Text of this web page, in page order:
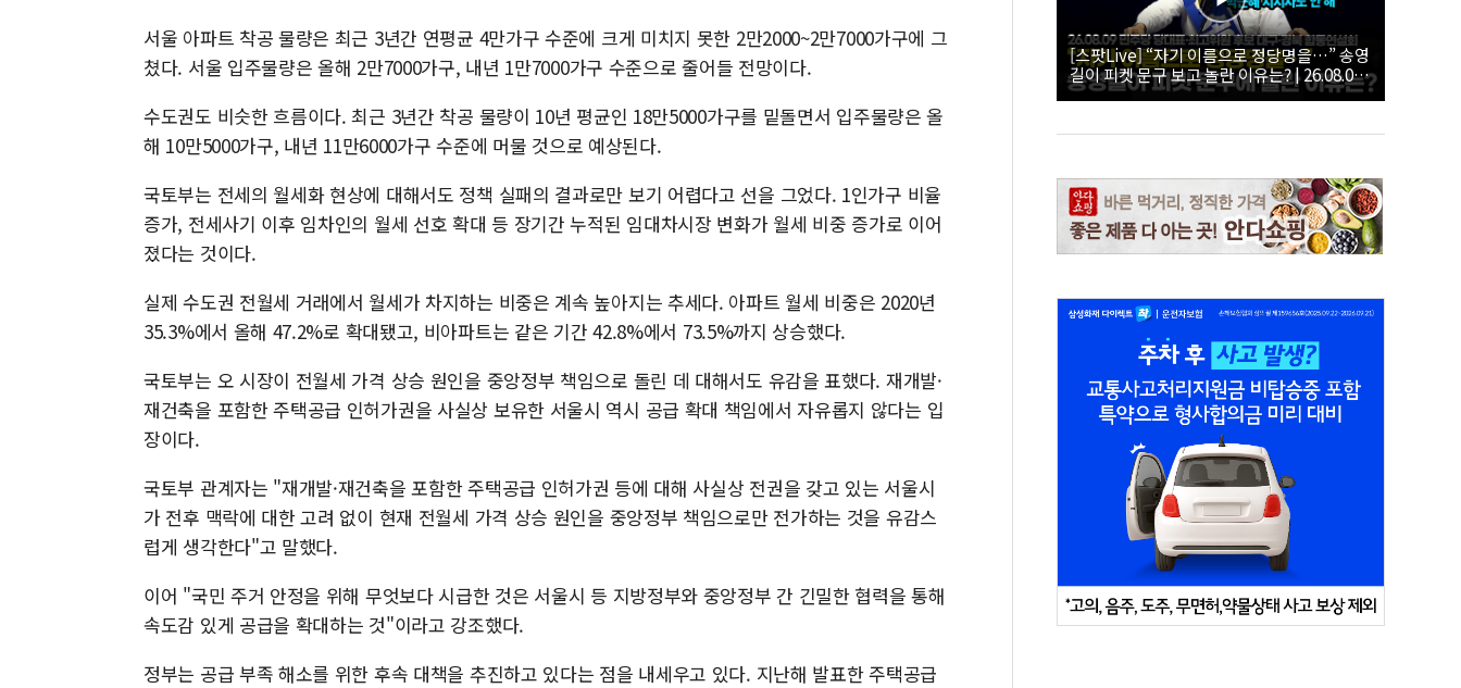
서울 아파트 착공 물량은 최근 3년간 연평균 4만가구 수준에 크게 미치지 못한 2만2000~2만7000가구에 그
쳤다. 서울 입주물량은 올해 2만7000가구, 내년 1만7000가구 수준으로 줄어들 전망이다.
수도권도 비슷한 흐름이다. 최근 3년간 착공 물량이 10년 평균인 18만5000가구를 밑돌면서 입주물량은 올
해 10만5000가구, 내년 11만6000가구 수준에 머물 것으로 예상된다.
국토부는 전세의 월세화 현상에 대해서도 정책 실패의 결과로만 보기 어렵다고 선을 그었다. 1인가구 비율
증가, 전세사기 이후 임차인의 월세 선호 확대 등 장기간 누적된 임대차시장 변화가 월세 비중 증가로 이어
졌다는 것이다.
실제 수도권 전월세 거래에서 월세가 차지하는 비중은 계속 높아지는 추세다. 아파트 월세 비중은 2020년
35.3%에서 올해 47.2%로 확대됐고, 비아파트는 같은 기간 42.8%에서 73.5%까지 상승했다.
국토부는 오 시장이 전월세 가격 상승 원인을 중앙정부 책임으로 돌린 데 대해서도 유감을 표했다. 재개발·
재건축을 포함한 주택공급 인허가권을 사실상 보유한 서울시 역시 공급 확대 책임에서 자유롭지 않다는 입
장이다.
국토부 관계자는 "재개발·재건축을 포함한 주택공급 인허가권 등에 대해 사실상 전권을 갖고 있는 서울시
가 전후 맥락에 대한 고려 없이 현재 전월세 가격 상승 원인을 중앙정부 책임으로만 전가하는 것을 유감스
럽게 생각한다"고 말했다.
이어 "국민 주거 안정을 위해 무엇보다 시급한 것은 서울시 등 지방정부와 중앙정부 간 긴밀한 협력을 통해
속도감 있게 공급을 확대하는 것"이라고 강조했다.
정부는 공급 부족 해소를 위한 후속 대책을 추진하고 있다는 점을 내세우고 있다. 지난해 발표한 주택공급
[스팟Live] “자기 이름으로 정당명을…” 송영
길이 피켓 문구 보고 놀란 이유는? | 26.08.09
더불어민주당 당대표·최고위원 후보 대구·경